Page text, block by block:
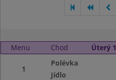
Menu Chod Úterý
1
Polévka
Jídlo